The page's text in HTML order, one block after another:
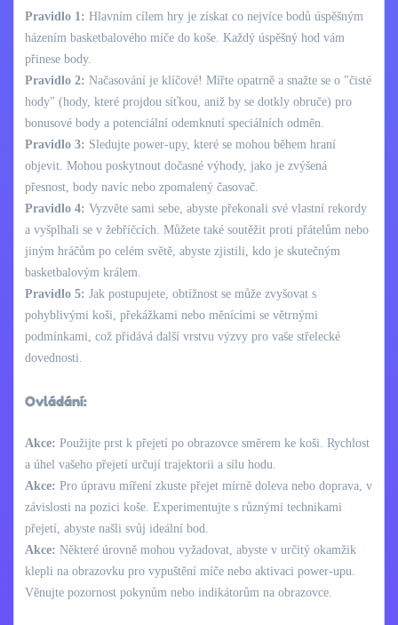
Pravidlo 1: Hlavním cílem hry je získat co nejvíce bodů úspěšným
házením basketbalového míče do koše. Každý úspěšný hod vám
přinese body.
Pravidlo 2: Načasování je klíčové! Mířte opatrně a snažte se o "čisté
hody" (hody, které projdou síťkou, aniž by se dotkly obruče) pro
bonusové body a potenciální odemknutí speciálních odměn.
Pravidlo 3: Sledujte power-upy, které se mohou během hraní
objevit. Mohou poskytnout dočasné výhody, jako je zvýšená
přesnost, body navíc nebo zpomalený časovač.
Pravidlo 4: Vyzvěte sami sebe, abyste překonali své vlastní rekordy
a vyšplhali se v žebříčcích. Můžete také soutěžit proti přátelům nebo
jiným hráčům po celém světě, abyste zjistili, kdo je skutečným
basketbalovým králem.
Pravidlo 5: Jak postupujete, obtížnost se může zvyšovat s
pohyblivými koši, překážkami nebo měnícími se větrnými
podmínkami, což přidává další vrstvu výzvy pro vaše střelecké
dovednosti.
Ovládání:
Akce: Použijte prst k přejetí po obrazovce směrem ke koši. Rychlost
a úhel vašeho přejetí určují trajektorii a sílu hodu.
Akce: Pro úpravu míření zkuste přejet mírně doleva nebo doprava, v
závislosti na pozici koše. Experimentujte s různými technikami
přejetí, abyste našli svůj ideální bod.
Akce: Některé úrovně mohou vyžadovat, abyste v určitý okamžik
klepli na obrazovku pro vypuštění míče nebo aktivaci power-upu.
Věnujte pozornost pokynům nebo indikátorům na obrazovce.